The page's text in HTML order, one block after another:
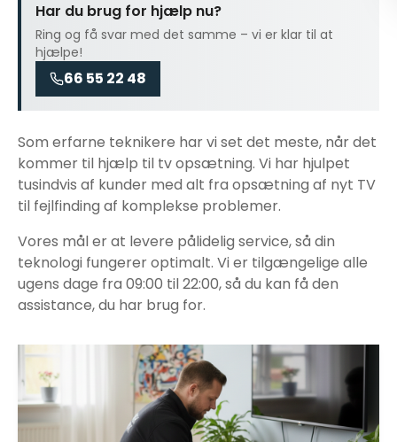
Har du brug for hjælp nu?
Ring og få svar med det samme – vi er klar til at
hjælpe!
66 55 22 48
Som erfarne teknikere har vi set det meste, når det
kommer til hjælp til tv opsætning. Vi har hjulpet
tusindvis af kunder med alt fra opsætning af nyt TV
til fejlfinding af komplekse problemer.
Vores mål er at levere pålidelig service, så din
teknologi fungerer optimalt. Vi er tilgængelige alle
ugens dage fra 09:00 til 22:00, så du kan få den
assistance, du har brug for.